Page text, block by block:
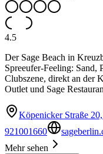
4.5
Der Sage Beach in
Spreeufer-Feeling: Sand,
Clubszene, direkt an der
Outlet und Sage
Köpenicker Straße
921001660
Mehr sehen